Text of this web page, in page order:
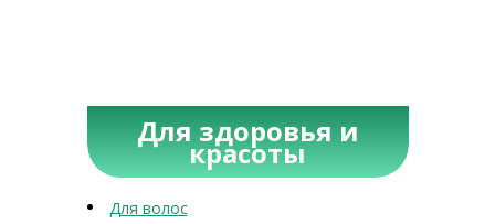
Для здоровья и
красоты
Для волос